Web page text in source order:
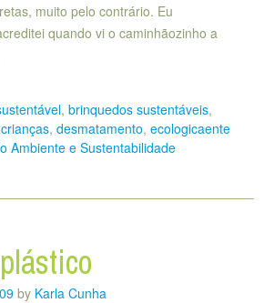
muito pelo contrário. Eu
quando vi o caminhãozinho a
, brinquedos sustentáveis,
crianças, desmatamento, ecologicaente
Ambiente e Sustentabilidade
by Karla Cunha